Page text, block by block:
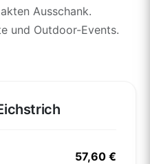
Ausschank.
und Outdoor-Events.
57,60 €